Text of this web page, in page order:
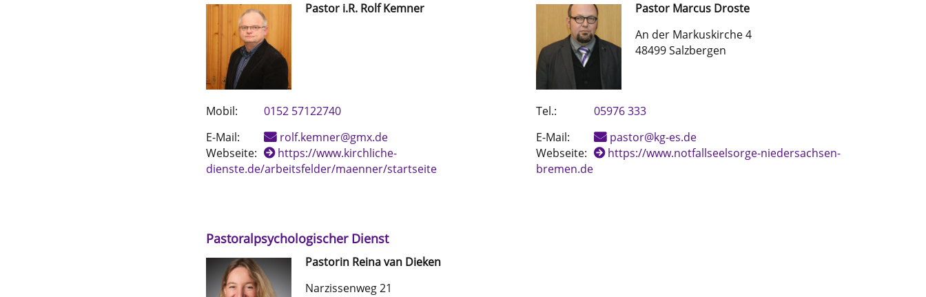
Pastor i.R. Rolf Kemner
Mobil:
0152 57122740
E-Mail:
rolf.kemner@gmx.de
Webseite:
https://www.kirchliche-
dienste.de/arbeitsfelder/maenner/startseite
Pastor Marcus Droste
An der Markuskirche 4
48499 Salzbergen
Tel.:
05976 333
E-Mail:
pastor@kg-es.de
Webseite:
https://www.notfallseelsorge-niedersachsen-
bremen.de
Pastoralpsychologischer Dienst
Pastorin Reinavan Dieken
Narzissenweg 21